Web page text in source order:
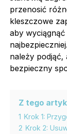
przenosić
kleszczowe
aby
należy podjąć,
bezpieczny
Z tego
1 Krok 1:
2 Krok 2: